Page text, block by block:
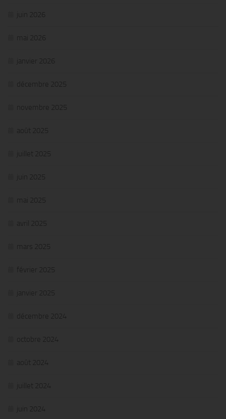
juin 2026
mai 2026
janvier 2026
décembre 2025
novembre 2025
août 2025
juillet 2025
juin 2025
mai 2025
avril 2025
mars 2025
février 2025
janvier 2025
décembre 2024
octobre 2024
août 2024
juillet 2024
juin 2024